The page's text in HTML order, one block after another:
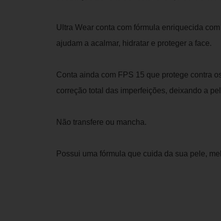
Ultra Wear conta com fórmula enriquecida
ajudam a acalmar, hidratar e proteger a face.
Conta ainda com FPS 15 que protege contra
correção total das imperfeições, deixando a
Não transfere ou mancha.
Possui uma fórmula que cuida da sua pele,